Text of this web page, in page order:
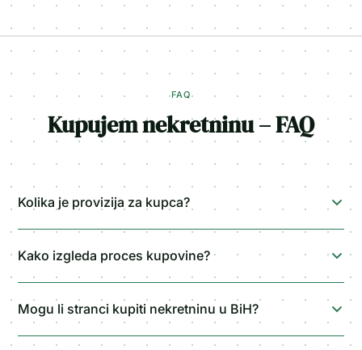
FAQ
Kupujem nekretninu–FAQ
Kolika je provizija za kupca?
Kako izgleda proces kupovine?
Mogu li stranci kupiti nekretninu u BiH?